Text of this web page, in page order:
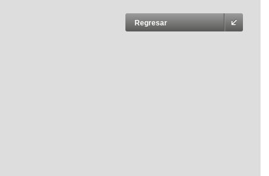
Regresar